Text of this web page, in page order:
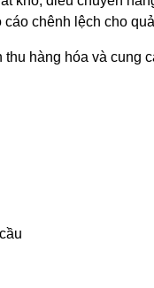
chênh lệch cho
thu hàng hóa và